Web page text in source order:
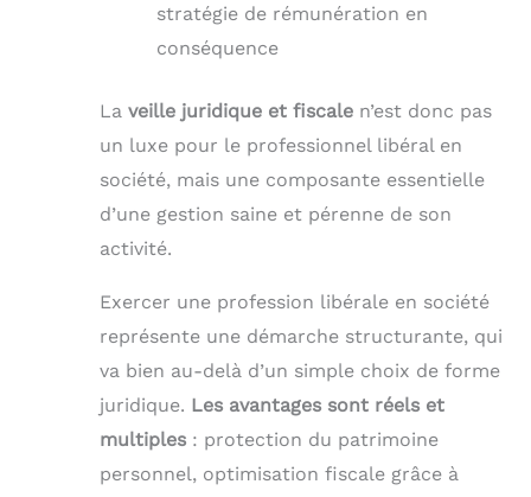
stratégie de rémunération en
conséquence
La veille juridique et fiscale n’est donc pas
un luxe pour le professionnel libéral en
société, mais une composante essentielle
d’une gestion saine et pérenne de son
activité.
Exercer une profession libérale en société
représente une démarche structurante, qui
va bien au-delà d’un simple choix de forme
juridique. Les avantages sont réels et
multiples : protection du patrimoine
personnel, optimisation fiscale grâce à